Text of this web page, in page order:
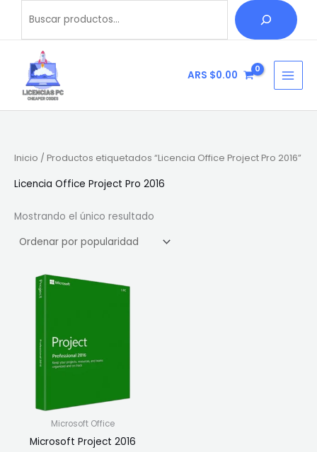
contenido
ARS $0.00
Inicio / Productos etiquetados “Licencia Office Project Pro 2016”
Licencia Office Project Pro 2016
Mostrando el único resultado
Microsoft Office
Microsoft Project 2016